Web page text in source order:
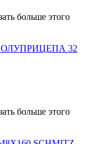
больше этого
32
больше этого